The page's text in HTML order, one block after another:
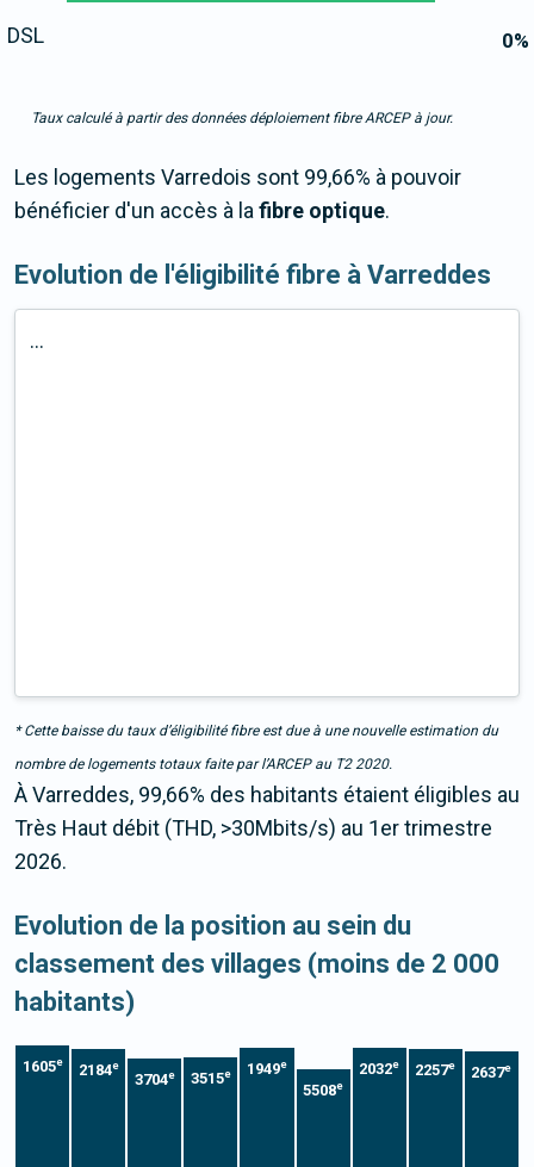
0%
DSL
Taux calculé à partir des données déploiement fibre ARCEP à jour.
Les logements Varredois sont 99,66% à pouvoir
bénéficier d'un accès à lafibre optique.
Evolution de l'éligibilité fibre à Varreddes
...
* Cette baisse du taux d’éligibilité fibre est due à une nouvelle estimation du
nombre de logements totaux faite par l’ARCEP au T2 2020.
À Varreddes, 99,66% des habitants étaient éligibles au
Très Haut débit (THD, >30Mbits/s) au 1er trimestre
2026.
Evolution de la position au sein du
classement des villages (moins de 2 000
habitants)
1605e 2184e
3704e 3515e 1949e
5508e
2032e 2257e 2637e